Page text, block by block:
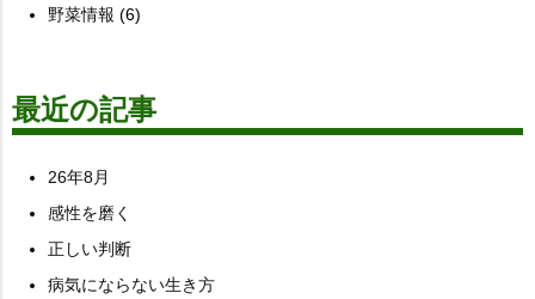
野菜情報 (6)
最近の記事
26年8月
感性を磨く
正しい判断
病気にならない生き方